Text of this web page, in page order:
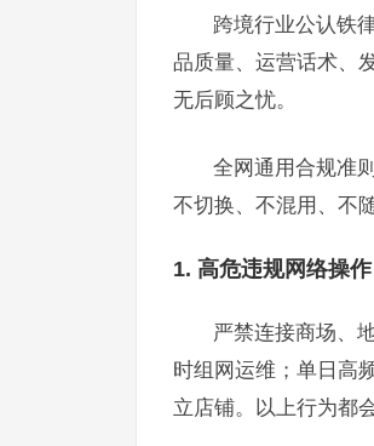
跨境行业公认铁
品质量、运营话术、
无后顾之忧。
全网通用合规准
不切换、不混用、不
1. 高危违规网络操
严禁连接商场、
时组网运维；单日高
立店铺。以上行为都